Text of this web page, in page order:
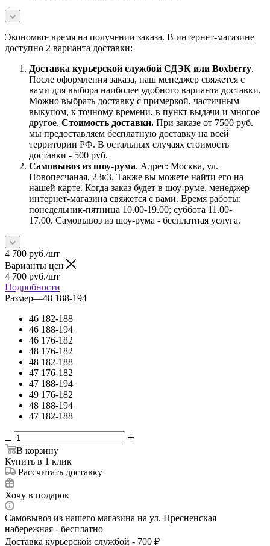
Экономьте время на получении заказа. В интернет-магазине
доступно 2 варианта доставки:
Доставка курьерской службой СДЭК или Boxberry.
После оформления заказа, наш менеджер свяжется с
вами для выбора наиболее удобного варианта доставки.
Можно выбрать доставку с примеркой, частичным
выкупом, к точному времени, в пункт выдачи и многое
другое. Стоимость доставки. При заказе от 7500 руб.
мы предоставляем бесплатную доставку на всей
территории РФ. В остальных случаях стоимость
доставки - 500 руб.
Самовывоз из шоу-рума. Адрес: Москва, ул.
Новопесчаная, 23к3. Также вы можете найти его на
нашей карте. Когда заказ будет в шоу-руме, менеджер
интернет-магазина свяжется с вами. Время работы:
понедельник-пятница 10.00-19.00; суббота 11.00-
17.00. Самовывоз из шоу-рума - бесплатная услуга.
4 700 руб./шт
Варианты цен
4 700 руб./шт
Подробности
Размер—48 188-194
46 182-188
46 188-194
46 176-182
48 176-182
48 182-188
47 176-182
47 188-194
49 176-182
48 188-194
47 182-188
В корзину
Купить в 1 клик
Рассчитать доставку
Хочу в подарок
Самовывоз из нашего магазина на ул. Пресненская
набережная - бесплатно
Доставка курьерской службой - 700 ₽